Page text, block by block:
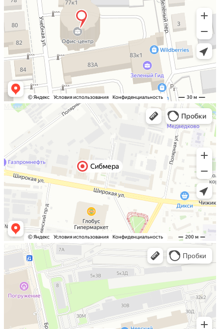
Москва
Санкт-Петербург